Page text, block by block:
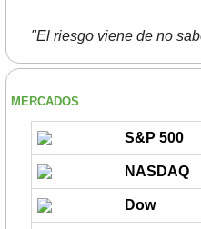
"El riesgo viene de no
MERCADOS
S&P 500
NASDAQ
Dow